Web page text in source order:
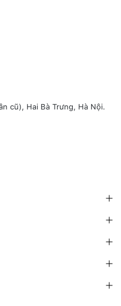
cũ), Hai Bà Trưng, Hà Nội.